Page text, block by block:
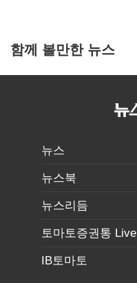
함께 볼만한 뉴스
뉴스
뉴스북
뉴스리듬
토마토증권통 Live
IB토마토